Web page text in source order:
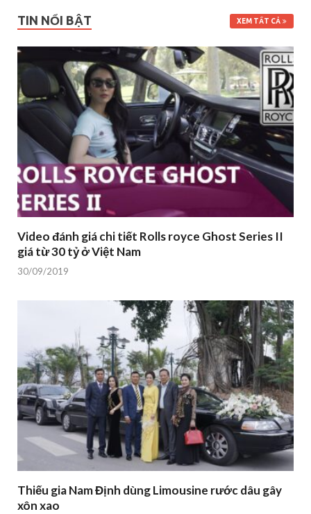
TIN NỔI BẬT XEM TẤT CẢ
Video đánh giá chi tiết Rolls royce Ghost Series II
giá từ 30 tỷ ở Việt Nam
30/09/2019
Thiếu gia Nam Định dùng Limousine rước dâu gây
xôn xao